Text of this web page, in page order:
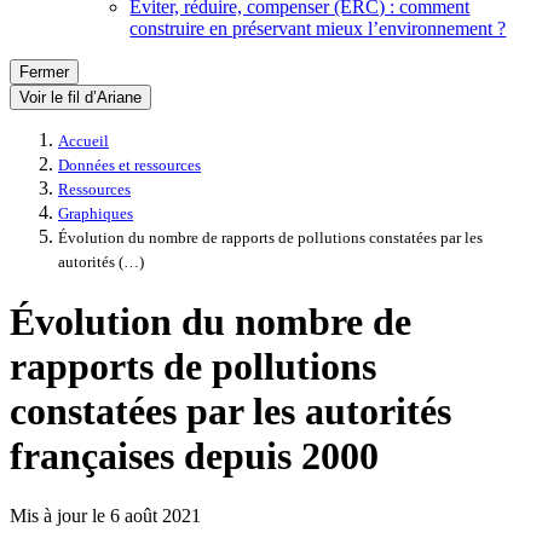
Éviter, réduire, compenser (ERC) : comment
construire en préservant mieux l’environnement ?
Fermer
Voir le fil d’Ariane
Accueil
Données et ressources
Ressources
Graphiques
Évolution du nombre de rapports de pollutions constatées par les
autorités (…)
Évolution du nombre de
rapports de pollutions
constatées par les autorités
françaises depuis 2000
Mis à jour le 6 août 2021